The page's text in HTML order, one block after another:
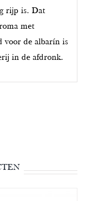
rijp is. Dat
met
voor de albarín is
in de afdronk.